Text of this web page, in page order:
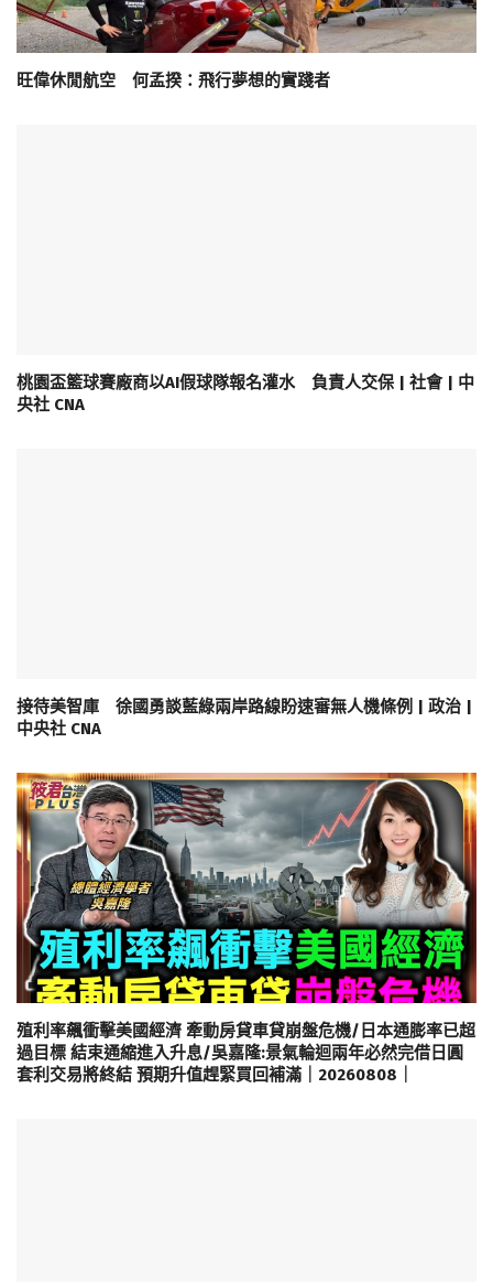
旺偉休閒航空 何孟揆：飛行夢想的實踐者
桃園盃籃球賽廠商以AI假球隊報名灌水 負責人交保 | 社會 | 中
央社 CNA
接待美智庫 徐國勇談藍綠兩岸路線盼速審無人機條例 | 政治 |
中央社 CNA
殖利率飆衝擊美國經濟 牽動房貸車貸崩盤危機/日本通膨率已超
過目標 結束通縮進入升息/吳嘉隆:景氣輪迴兩年必然完借日圓
套利交易將終結 預期升值趕緊買回補滿｜20260808｜